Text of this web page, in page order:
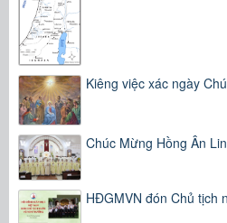
Kiêng việc xác ngày
Chúc Mừng Hồng Ân
HĐGMVN đón Chủ tịch